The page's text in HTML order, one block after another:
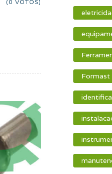
(0 VOTOS)
Formast